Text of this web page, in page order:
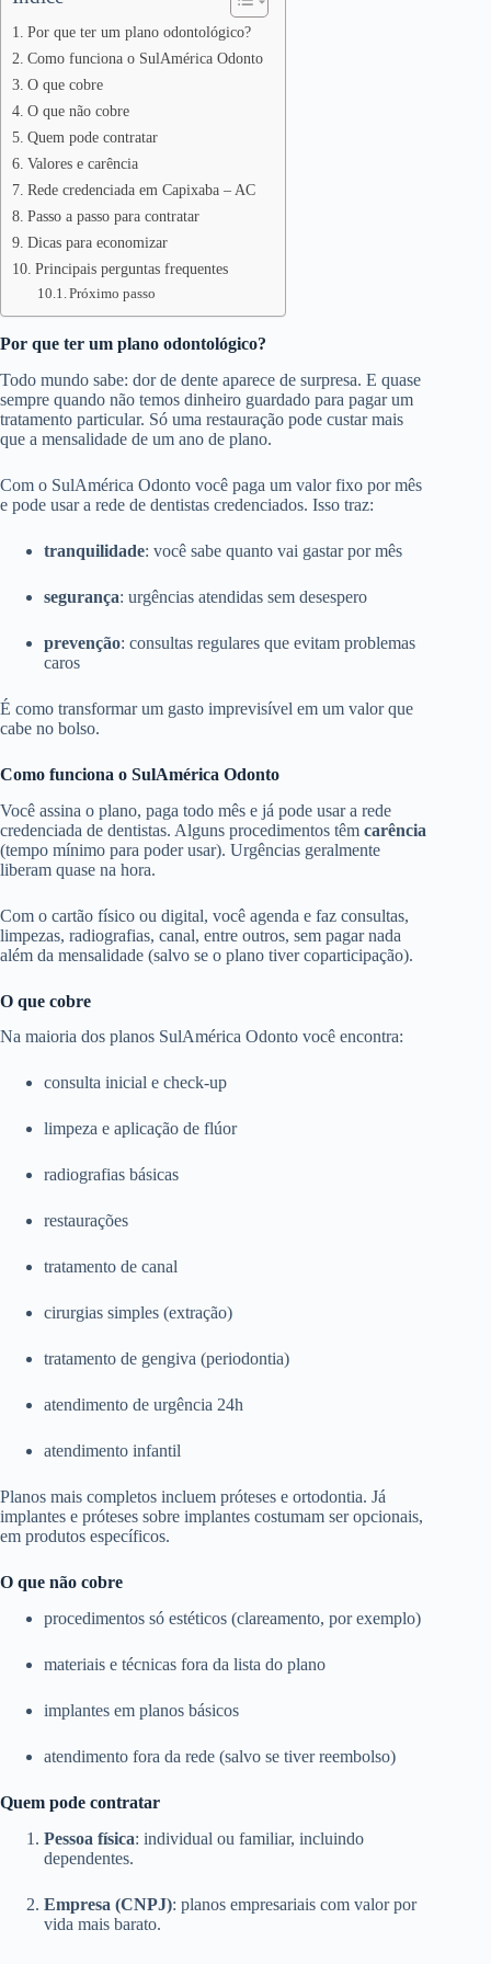
Por que ter um plano odontológico?
Como funciona o SulAmérica Odonto
O que cobre
O que não cobre
Quem pode contratar
Valores e carência
Rede credenciada em Capixaba – AC
Passo a passo para contratar
Dicas para economizar
Principais perguntas frequentes
Próximo passo
Por que ter um plano odontológico?
Todo mundo sabe: dor de dente aparece de surpresa. E quase
sempre quando não temos dinheiro guardado para pagar um
tratamento particular. Só uma restauração pode custar mais
que a mensalidade de um ano de plano.
Com o SulAmérica Odonto você paga um valor fixo por mês
e pode usar a rede de dentistas credenciados. Isso traz:
tranquilidade: você sabe quanto vai gastar por mês
segurança: urgências atendidas sem desespero
prevenção: consultas regulares que evitam problemas
caros
É como transformar um gasto imprevisível em um valor que
cabe no bolso.
Como funciona o SulAmérica Odonto
Você assina o plano, paga todo mês e já pode usar a rede
credenciada de dentistas. Alguns procedimentos têm carência
(tempo mínimo para poder usar). Urgências geralmente
liberam quase na hora.
Com o cartão físico ou digital, você agenda e faz consultas,
limpezas, radiografias, canal, entre outros, sem pagar nada
além da mensalidade (salvo se o plano tiver coparticipação).
O que cobre
Na maioria dos planos SulAmérica Odonto você encontra:
consulta inicial e check-up
limpeza e aplicação de flúor
radiografias básicas
restaurações
tratamento de canal
cirurgias simples (extração)
tratamento de gengiva (periodontia)
atendimento de urgência 24h
atendimento infantil
Planos mais completos incluem próteses e ortodontia. Já
implantes e próteses sobre implantes costumam ser opcionais,
em produtos específicos.
O que não cobre
procedimentos só estéticos (clareamento, por exemplo)
materiais e técnicas fora da lista do plano
implantes em planos básicos
atendimento fora da rede (salvo se tiver reembolso)
Quem pode contratar
Pessoa física: individual ou familiar, incluindo
dependentes.
Empresa (CNPJ): planos empresariais com valor por
vida mais barato.